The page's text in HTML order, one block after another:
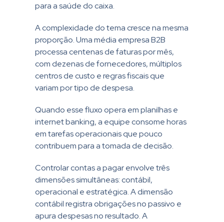
para a saúde do caixa.
A complexidade do tema cresce na mesma
proporção. Uma média empresa B2B
processa centenas de faturas por mês,
com dezenas de fornecedores, múltiplos
centros de custo e regras fiscais que
variam por tipo de despesa.
Quando esse fluxo opera em planilhas e
internet banking, a equipe consome horas
em tarefas operacionais que pouco
contribuem para a tomada de decisão.
Controlar contas a pagar envolve três
dimensões simultâneas: contábil,
operacional e estratégica. A dimensão
contábil registra obrigações no passivo e
apura despesas no resultado. A